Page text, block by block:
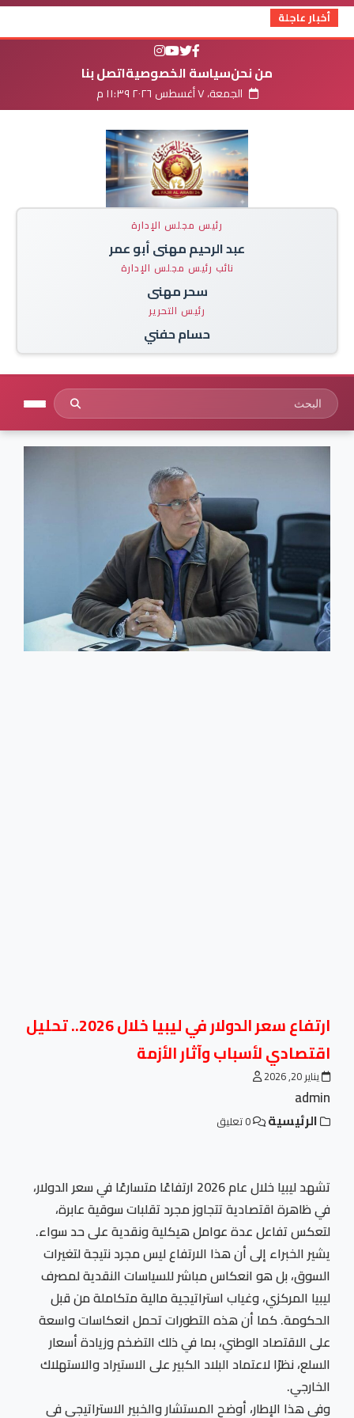
أخبار عاجلة
من نحنسياسة الخصوصيةاتصل بنا
الجمعة، ٧ أغسطس ٢٠٢٦ ١١:٣٩ م
رئيس مجلس الإدارة
عبد الرحيم مهنى أبو عمر
نائب رئيس مجلس الإدارة
سحر مهنى
رئيس التحرير
حسام حفني
ارتفاع سعر الدولار في ليبيا خلال 2026.. تحليل
اقتصادي لأسباب وآثار الأزمة
يناير 20, 2026
admin
الرئيسية
تشهد ليبيا خلال عام 2026 ارتفاعًا متسارعًا في سعر الدولار،
في ظاهرة اقتصادية تتجاوز مجرد تقلبات سوقية عابرة،
لتعكس تفاعل عدة عوامل هيكلية ونقدية على حد سواء.
يشير الخبراء إلى أن هذا الارتفاع ليس مجرد نتيجة لتغيرات
السوق، بل هو انعكاس مباشر للسياسات النقدية لمصرف
ليبيا المركزي، وغياب استراتيجية مالية متكاملة من قبل
الحكومة. كما أن هذه التطورات تحمل انعكاسات واسعة
على الاقتصاد الوطني، بما في ذلك التضخم وزيادة أسعار
السلع، نظرًا لاعتماد البلاد الكبير على الاستيراد والاستهلاك
الخارجي.
وفي هذا الإطار، أوضح المستشار والخبير الاستراتيجي في